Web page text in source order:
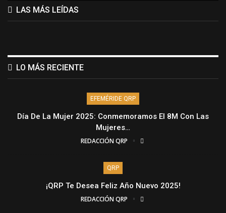
LAS MÁS LEÍDAS
LO MÁS RECIENTE
EFEMÉRIDE QRP
Día De La Mujer 2025: Conmemoramos El 8M Con Las
Mujeres…
REDACCIÓN QRP
QRP
¡QRP Te Desea Feliz Año Nuevo 2025!
REDACCIÓN QRP